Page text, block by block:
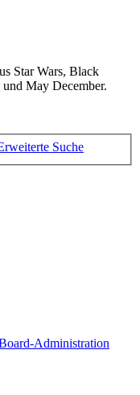
Star Wars, Black
May December.
Suche
Administration